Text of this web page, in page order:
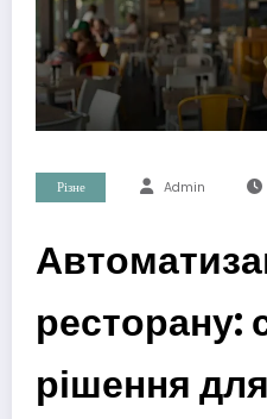
Різне Admin
ресторану:
рішення для